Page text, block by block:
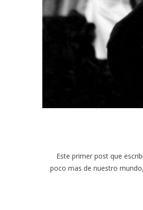
Este primer post que
poco mas de nuestro